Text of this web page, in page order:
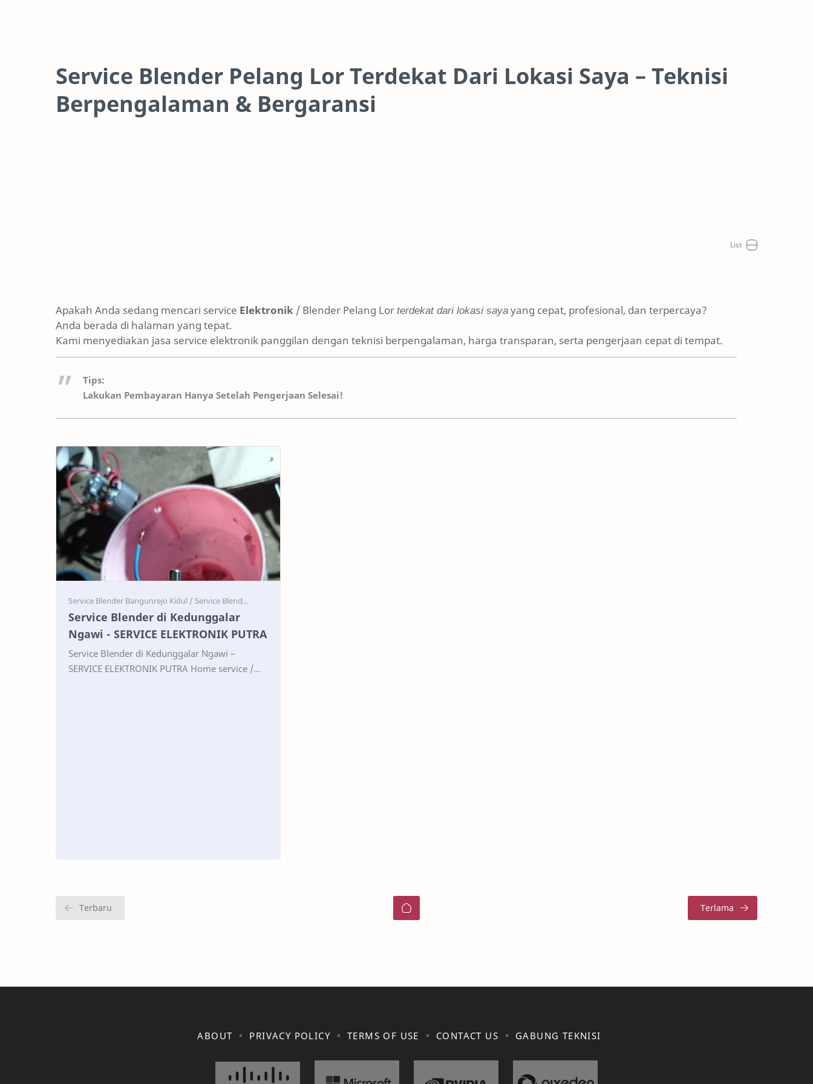
Service Blender Pelang Lor Terdekat Dari Lokasi Saya – Teknisi
Berpengalaman & Bergaransi
Apakah Anda sedang mencari service Elektronik / Blender Pelang Lorterdekat dari lokasi sayayang cepat, profesional, dan terpercaya?
Anda berada di halaman yang tepat.
Kami menyediakan jasa service elektronik panggilan dengan teknisi berpengalaman, harga transparan, serta pengerjaan cepat di tempat.
Tips:
Lakukan Pembayaran Hanya Setelah Pengerjaan Selesai!
Service Service
Service Blender di Kedunggalar
Ngawi - SERVICE ELEKTRONIK PUTRA
Service Blender di Kedunggalar Ngawi –
SERVICE ELEKTRONIK PUTRA Home service /
ABOUT PRIVACY POLICY TERMS OF USE CONTACT US GABUNG TEKNISI